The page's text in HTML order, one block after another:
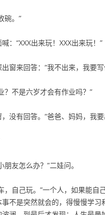
碗。”
：“XXX出来玩！XXX出来玩！”
窗来回答：“我不出来，我要
？不是六岁才会有作业吗？”
没有回答。“爸爸、妈妈，我
友怎么办？”二娃问。
，自己玩。”一个人，如果能自
不是突然就会的，得慢慢学